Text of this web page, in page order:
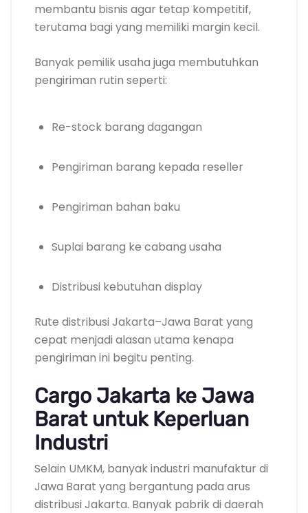
membantu bisnis agar tetap kompetitif,
terutama bagi yang memiliki margin kecil.
Banyak pemilik usaha juga membutuhkan
pengiriman rutin seperti:
Re-stock barang dagangan
Pengiriman barang kepada reseller
Pengiriman bahan baku
Suplai barang ke cabang usaha
Distribusi kebutuhan display
Rute distribusi Jakarta–Jawa Barat yang
cepat menjadi alasan utama kenapa
pengiriman ini begitu penting.
Cargo Jakarta ke Jawa
Barat untuk Keperluan
Industri
Selain UMKM, banyak industri manufaktur di
Jawa Barat yang bergantung pada arus
distribusi Jakarta. Banyak pabrik di daerah